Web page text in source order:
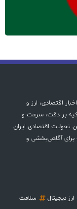
اقتصادی، ارز و
تکیه بر دقت، سرعت و
تحولات اقتصادی ایران
برای آگاهی‌بخشی و
ارز دیجیتال
سلامت